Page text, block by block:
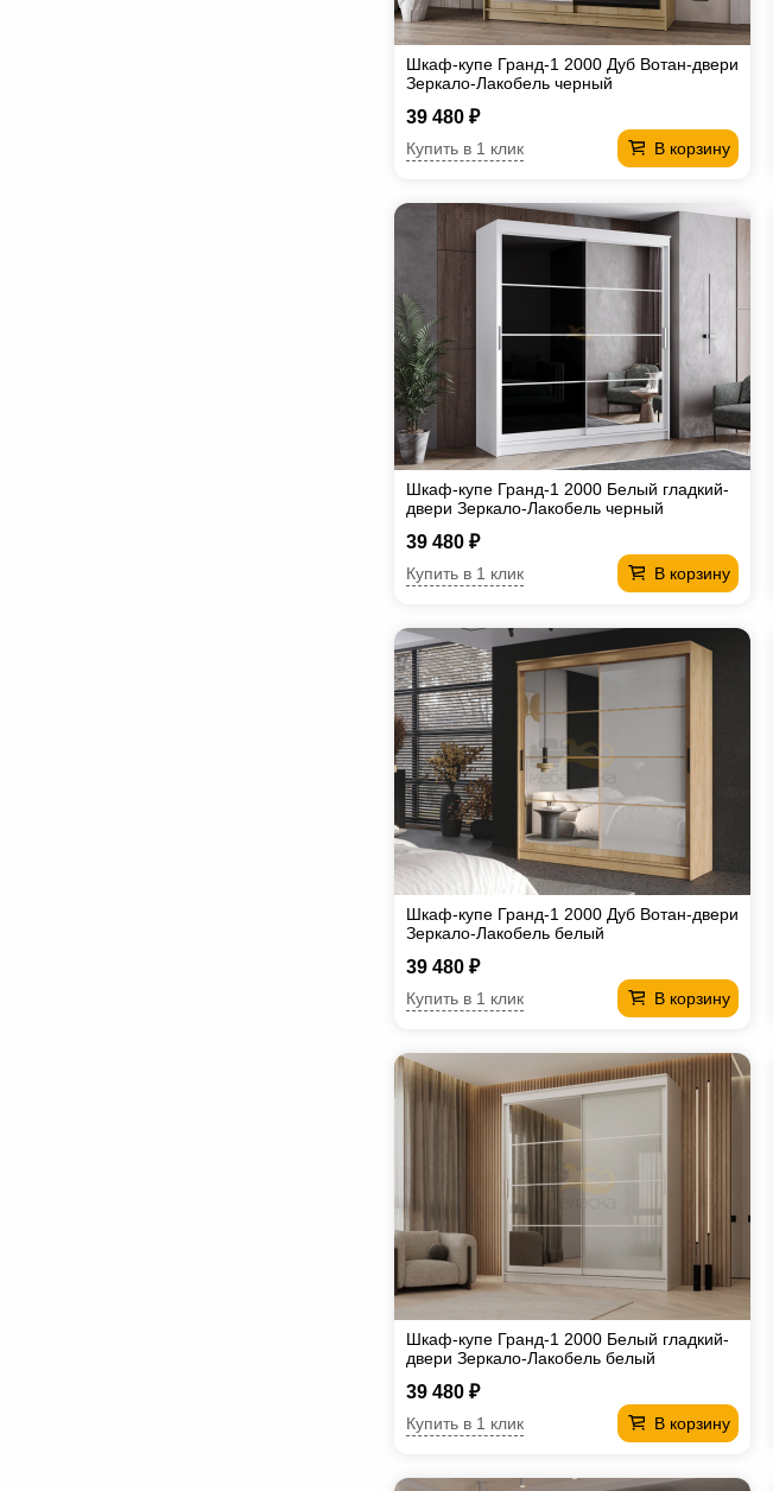
Шкаф-купе Гранд-1 2000 Дуб Вотан-двери
Зеркало-Лакобель черный
39 480 ₽
В корзину
Купить в 1 клик
Шкаф-купе Гранд-1 2000 Белый гладкий-
двери Зеркало-Лакобель черный
39 480 ₽
В корзину
Купить в 1 клик
Шкаф-купе Гранд-1 2000 Дуб Вотан-двери
Зеркало-Лакобель белый
39 480 ₽
В корзину
Купить в 1 клик
Шкаф-купе Гранд-1 2000 Белый гладкий-
двери Зеркало-Лакобель белый
39 480 ₽
В корзину
Купить в 1 клик